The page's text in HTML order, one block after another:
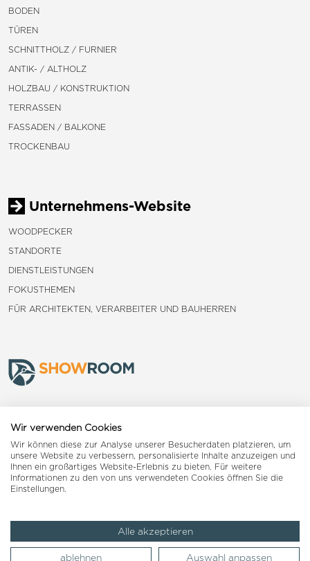
BODEN
TÜREN
SCHNITTHOLZ / FURNIER
ANTIK- / ALTHOLZ
HOLZBAU / KONSTRUKTION
TERRASSEN
FASSADEN / BALKONE
TROCKENBAU
Unternehmens-Website
WOODPECKER
STANDORTE
DIENSTLEISTUNGEN
FOKUSTHEMEN
FÜR ARCHITEKTEN, VERARBEITER UND BAUHERREN
Landquart
Reiden
Impressum AGB Datenschutzerklärung
Wir verwenden Cookies
Wir können diese zur Analyse unserer Besucherdaten platzieren, um
unsere Website zu verbessern, personalisierte Inhalte anzuzeigen und
Ihnen ein großartiges Website-Erlebnis zu bieten. Für weitere
Informationen zu den von uns verwendeten Cookies öffnen Sie die
Einstellungen.
Alle akzeptieren
ablehnen Auswahl anpassen